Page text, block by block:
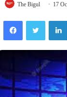
The Bigul 17
FacebookTwitter